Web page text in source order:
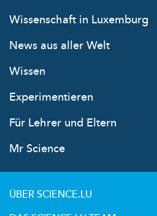
Wissenschaft in Luxemburg
News aus aller Welt
Wissen
Experimentieren
Für Lehrer und Eltern
Mr Science
ÜBER SCIENCE.LU